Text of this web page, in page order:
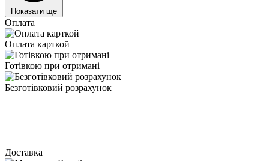
Показати ще
Оплата
Оплата карткой
Готівкою при отримані
Безготівковий розрахунок
Доставка